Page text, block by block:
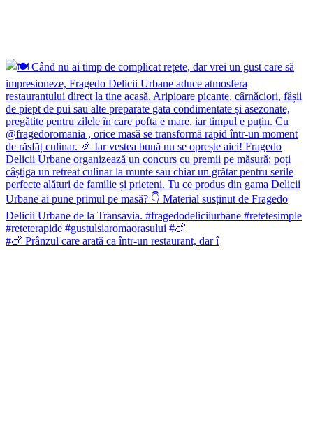
#🍗 Prânzul care arată ca într-un restaurant, dar î